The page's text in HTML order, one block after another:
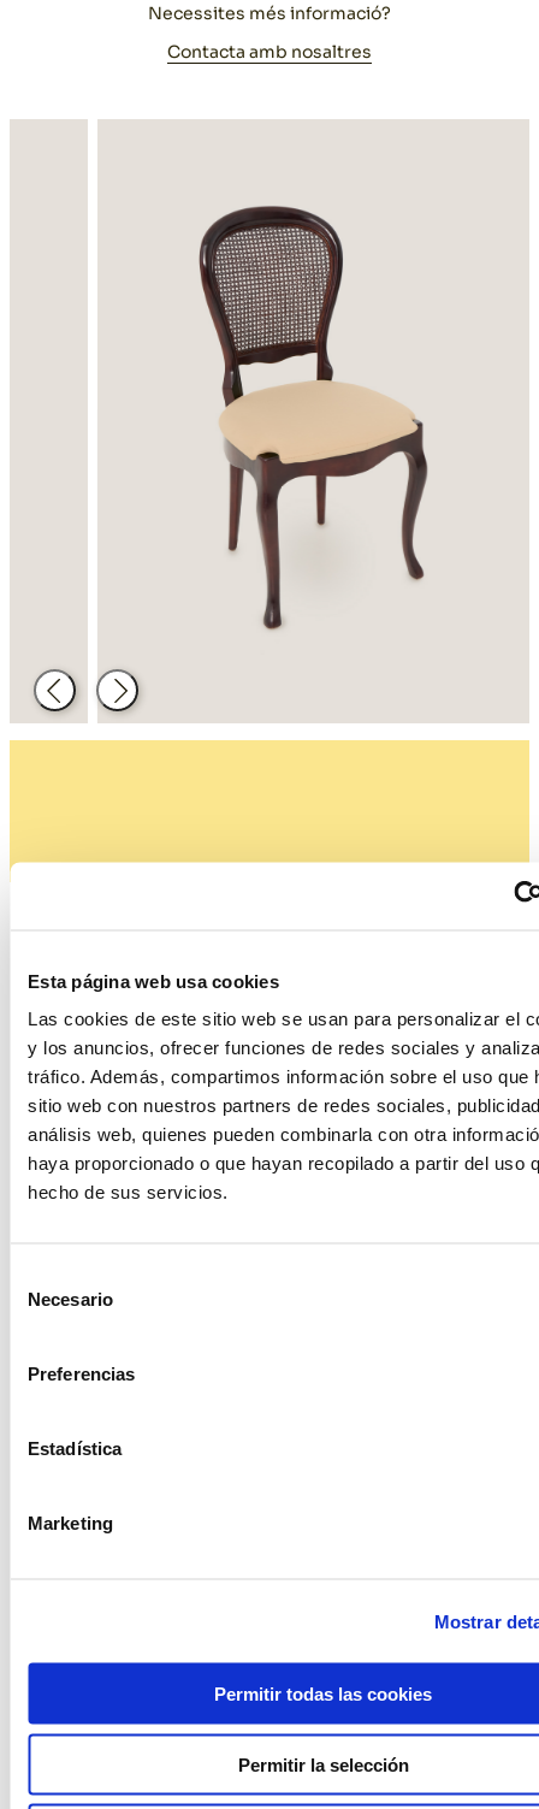
Esta página web usa cookies
Las cookies de este sitio web se usan para personalizar el
y los anuncios, ofrecer funciones de redes sociales y
tráfico. Además, compartimos información sobre el uso que
sitio web con nuestros partners de redes sociales,
análisis web, quienes pueden combinarla con otra
haya proporcionado o que hayan recopilado a partir del uso
hecho de sus servicios.
Necesario
Preferencias
Estadística
Marketing
Mostrar
Permitir todas las cookies
Permitir la selección
Necessites més informació?
Contacta amb nosaltres
Enrere Següent
Productes relacionats